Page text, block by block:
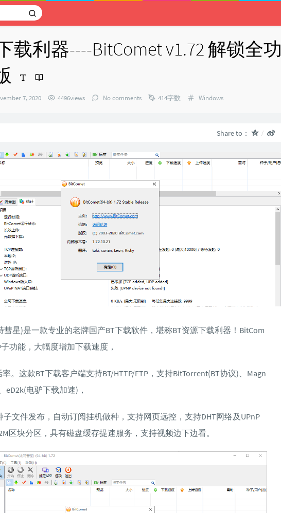
载利器----BitComet v1.72 解锁全功
7, 2020 4496views No comments 414字数 Categories：
Windows
Share to：
彗星)是一款专业的老牌国产BT下载软件，堪称BT资源下载利器！BitCom
功能，大幅度增加下载速度，
。这款BT下载客户端支持BT/HTTP/FTP，支持BitTorrent(BT协议)、Magn
eD2k(电驴下载加速)，
子文件发布，自动订阅挂机做种，支持网页远控，支持DHT网络及UPnP
区块分区，具有磁盘缓存提速服务，支持视频边下边看。